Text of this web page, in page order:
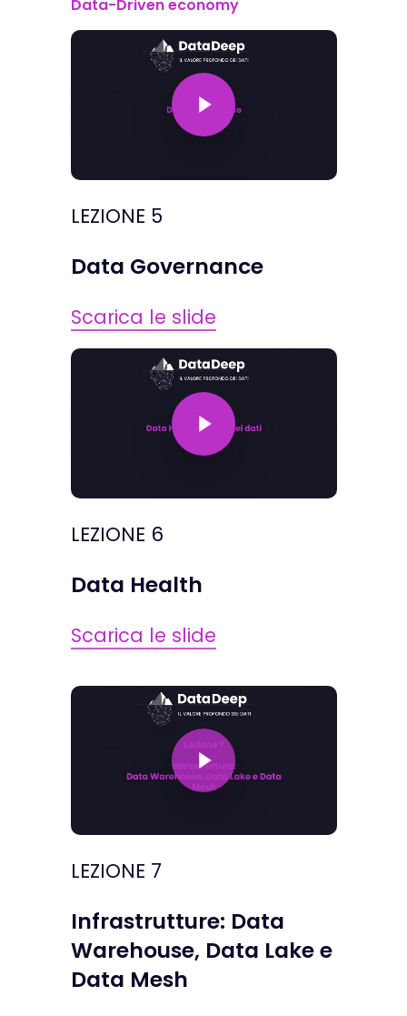
Data-Driven economy
Play Video
LEZIONE 5
Data Governance
Scarica le slide
Play Video
LEZIONE 6
Data Health
Scarica le slide
Play Video
LEZIONE 7
Infrastrutture: Data
Warehouse, Data Lake e
Data Mesh